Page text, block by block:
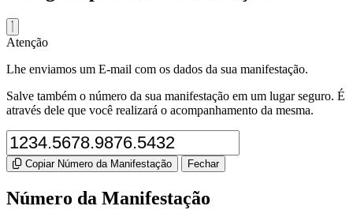
Atenção
Lhe enviamos um E-mail com os dados da sua manifestação.
Salve também o número da sua manifestação em um lugar seguro. É
através dele que você realizará o acompanhamento da mesma.
Copiar Número da Manifestação Fechar
Número da Manifestação